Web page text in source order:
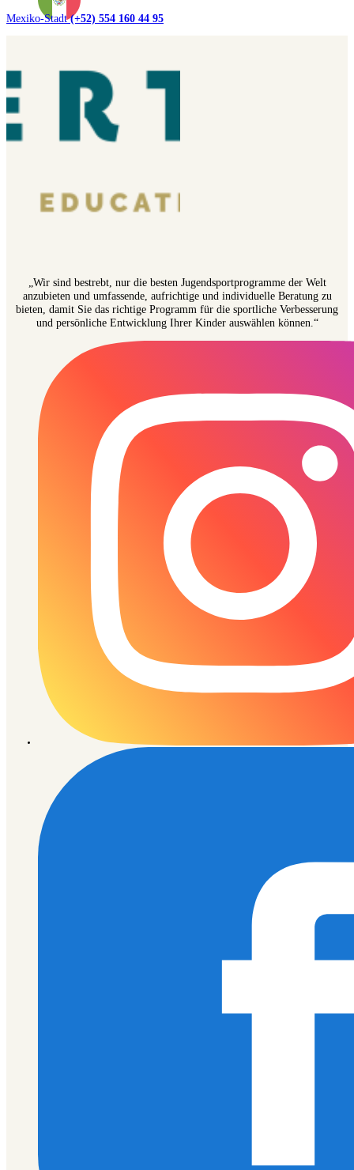
Mexiko-Stadt(+52) 554 160 44 95
„Wir sind bestrebt, nur die besten Jugendsportprogramme der Welt
anzubieten und umfassende, aufrichtige und individuelle Beratung zu
bieten, damit Sie das richtige Programm für die sportliche Verbesserung
und persönliche Entwicklung Ihrer Kinder auswählen können.“